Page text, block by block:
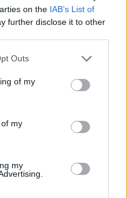
on the IAB’s List of
further disclose it to other
Outs
of my
my
my
петролни